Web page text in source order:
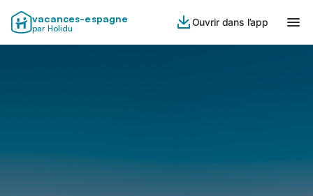
vacances-espagne
par Holidu
Ouvrir dans l’app